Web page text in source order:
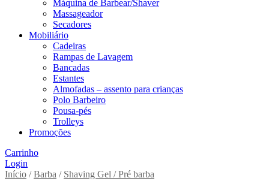
Máquina de Barbear/Shaver
Massageador
Secadores
Mobiliário
Cadeiras
Rampas de Lavagem
Bancadas
Estantes
Almofadas – assento para crianças
Polo Barbeiro
Pousa-pés
Trolleys
Promoções
Carrinho
Login
Início /Barba / Shaving Gel / Pré barba